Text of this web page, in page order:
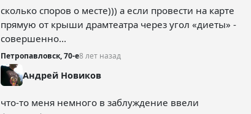
сколько споров о месте))) а если провести на карте
прямую от крыши драмтеатра через угол «диеты» -
совершенно...
Петропавловск, 70-е8 лет назад
Андрей Новиков
что-то меня немного в заблуждение ввели